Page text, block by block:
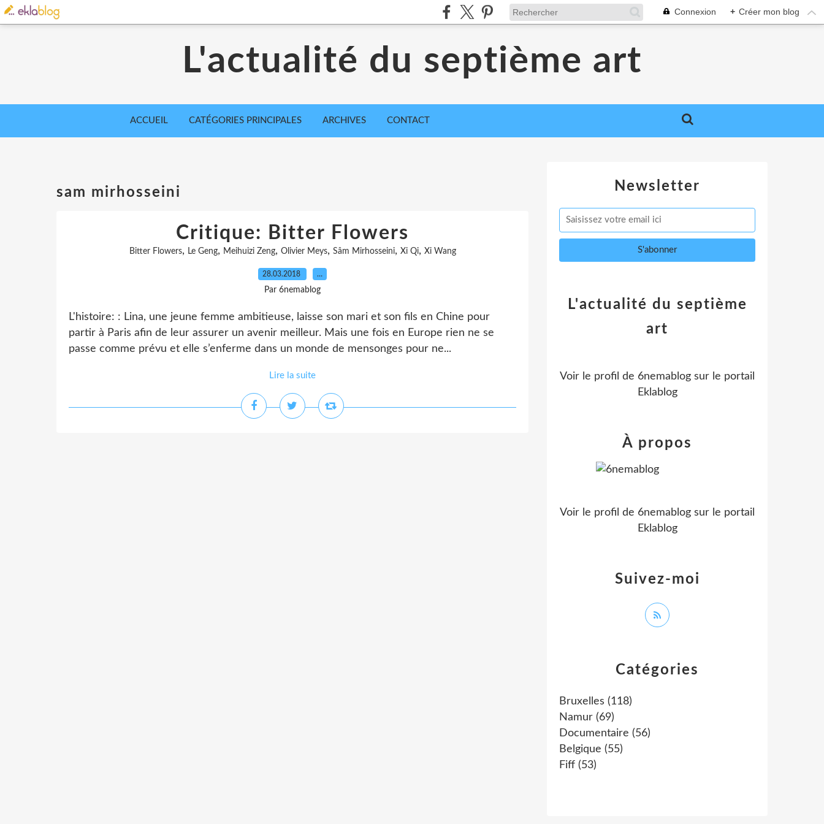
Connexion + Créer mon blog
L'actualité du septième art
ACCUEIL CATÉGORIES PRINCIPALES ARCHIVES CONTACT
sam mirhosseini
Critique: Bitter Flowers
Bitter Flowers, Le Geng, Meihuizi Zeng, Olivier Meys, Sâm Mirhosseini, Xi Qi, Xi Wang
28.03.2018 …
Par 6nemablog
L'histoire: : Lina, une jeune femme ambitieuse, laisse son mari et son fils en Chine pour
partir à Paris afin de leur assurer un avenir meilleur. Mais une fois en Europe rien ne se
passe comme prévu et elle s’enferme dans un monde de mensonges pour ne...
Lire la suite
Newsletter
Catégories
Bruxelles (118)
Namur (69)
Documentaire (56)
Belgique (55)
Fiff (53)
L'actualité du septième
art
Voir le profil de 6nemablog sur le portail
Eklablog
Suivez-moi
À propos
Voir le profil de 6nemablog sur le portail
Eklablog